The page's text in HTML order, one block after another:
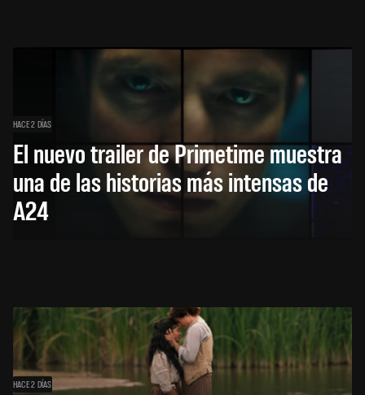
HACE 2 DÍAS
El nuevo trailer de Primetime muestra
una de las historias más intensas de
A24
HACE 2 DÍAS